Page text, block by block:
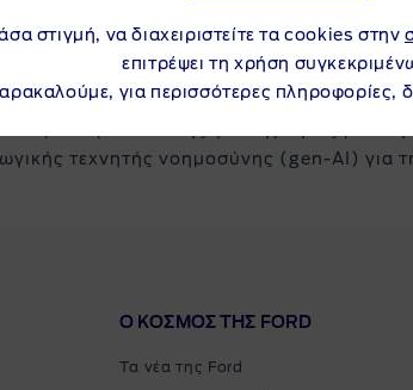
στιγμή, να διαχειριστείτε τα cookies στην
επιτρέψει τη χρήση
για περισσότερες πληροφορίες,
βελτίωση των προϊόντων της. Η Ford
που παρουσιάζονται και
παραδοσιακής φωτογραφίας μέσω
τεχνητής νοημοσύνης (gen-AI) για
Ο ΚΟΣΜΟΣ ΤΗΣ FORD
Τα νέα της Ford